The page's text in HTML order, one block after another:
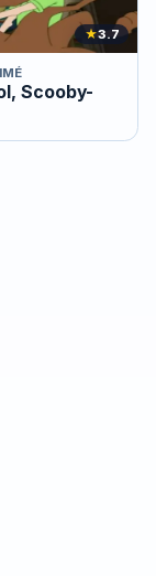
★3.7
Scooby-